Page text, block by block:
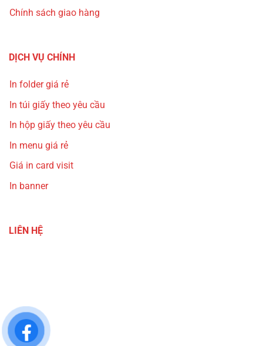
Chính sách giao hàng
DỊCH VỤ CHÍNH
In folder giá rẻ
In túi giấy theo yêu cầu
In hộp giấy theo yêu cầu
In menu giá rẻ
Giá in card visit
In banner
LIÊN HỆ